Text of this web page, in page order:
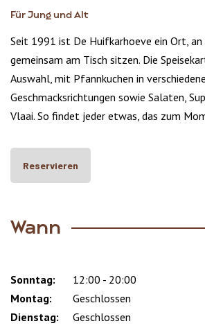
Für Jung und Alt
Seit 1991 ist De Huifkarhoeve ein Ort, an
gemeinsam am Tisch sitzen. Die
Auswahl, mit Pfannkuchen in
Geschmacksrichtungen sowie Salaten,
Vlaai. So findet jeder etwas, das zum
Reservieren
Wann
Day
Time
slot
Comment
Sonntag:
12:00 - 20:00
Montag:
Geschlossen
Dienstag:
Geschlossen